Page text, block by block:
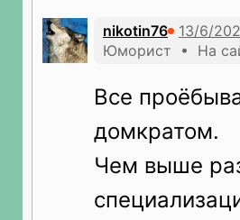
nikotin76
Юморист • На
Все
домкратом.
Чем выше